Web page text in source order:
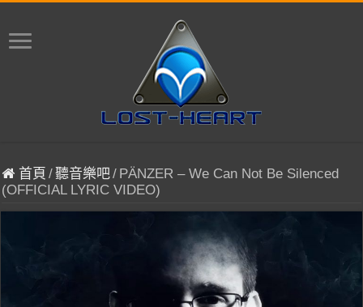
首頁 /聽音樂吧/ PÄNZER – We Can Not Be Silenced
(OFFICIAL LYRIC VIDEO)